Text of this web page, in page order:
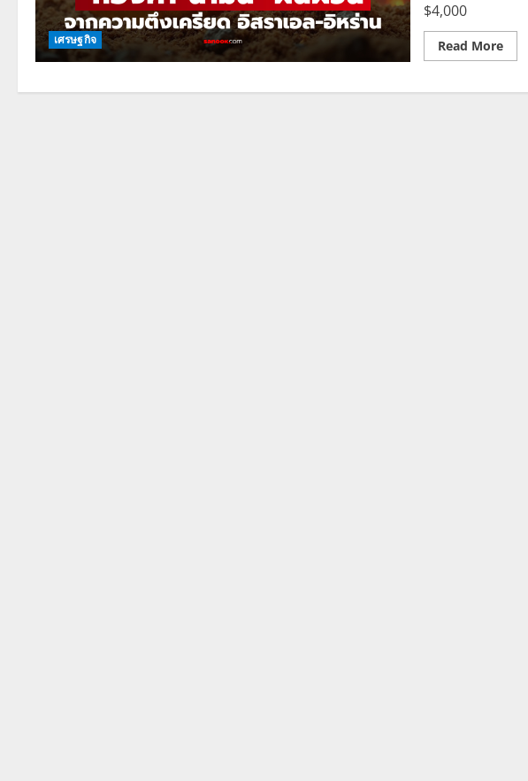
เศรษฐกิจ
$4,000
Read MoreRead
more
ทอง